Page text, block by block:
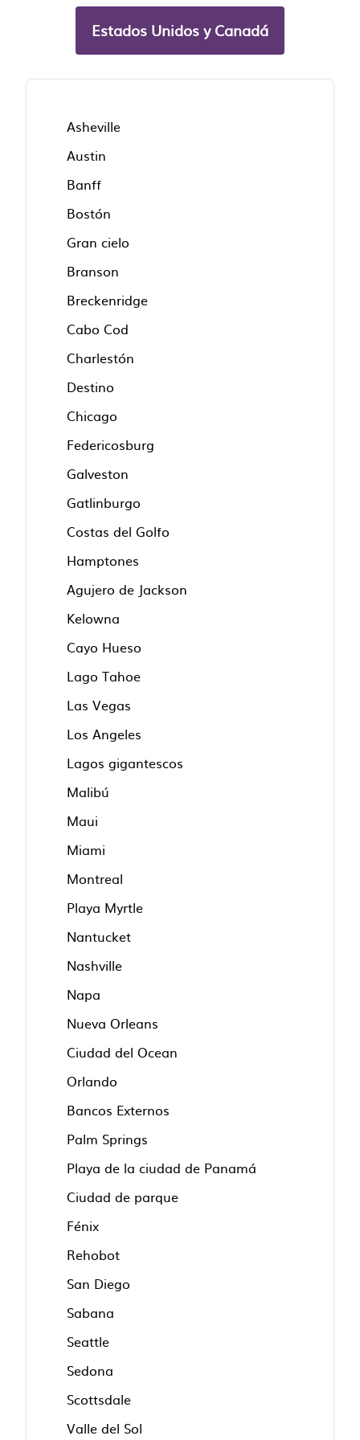
Estados Unidos y Canadá
Asheville
Austin
Banff
Bostón
Gran cielo
Branson
Breckenridge
Cabo Cod
Charlestón
Destino
Chicago
Federicosburg
Galveston
Gatlinburgo
Costas del Golfo
Hamptones
Agujero de Jackson
Kelowna
Cayo Hueso
Lago Tahoe
Las Vegas
Los Angeles
Lagos gigantescos
Malibú
Maui
Miami
Montreal
Playa Myrtle
Nantucket
Nashville
Napa
Nueva Orleans
Ciudad del Ocean
Orlando
Bancos Externos
Palm Springs
Playa de la ciudad de Panamá
Ciudad de parque
Fénix
Rehobot
San Diego
Sabana
Seattle
Sedona
Scottsdale
Valle del Sol